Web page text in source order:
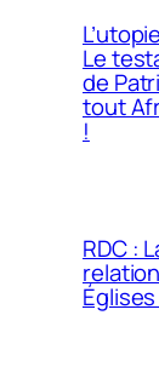
Le
de
tout
!
RDC :